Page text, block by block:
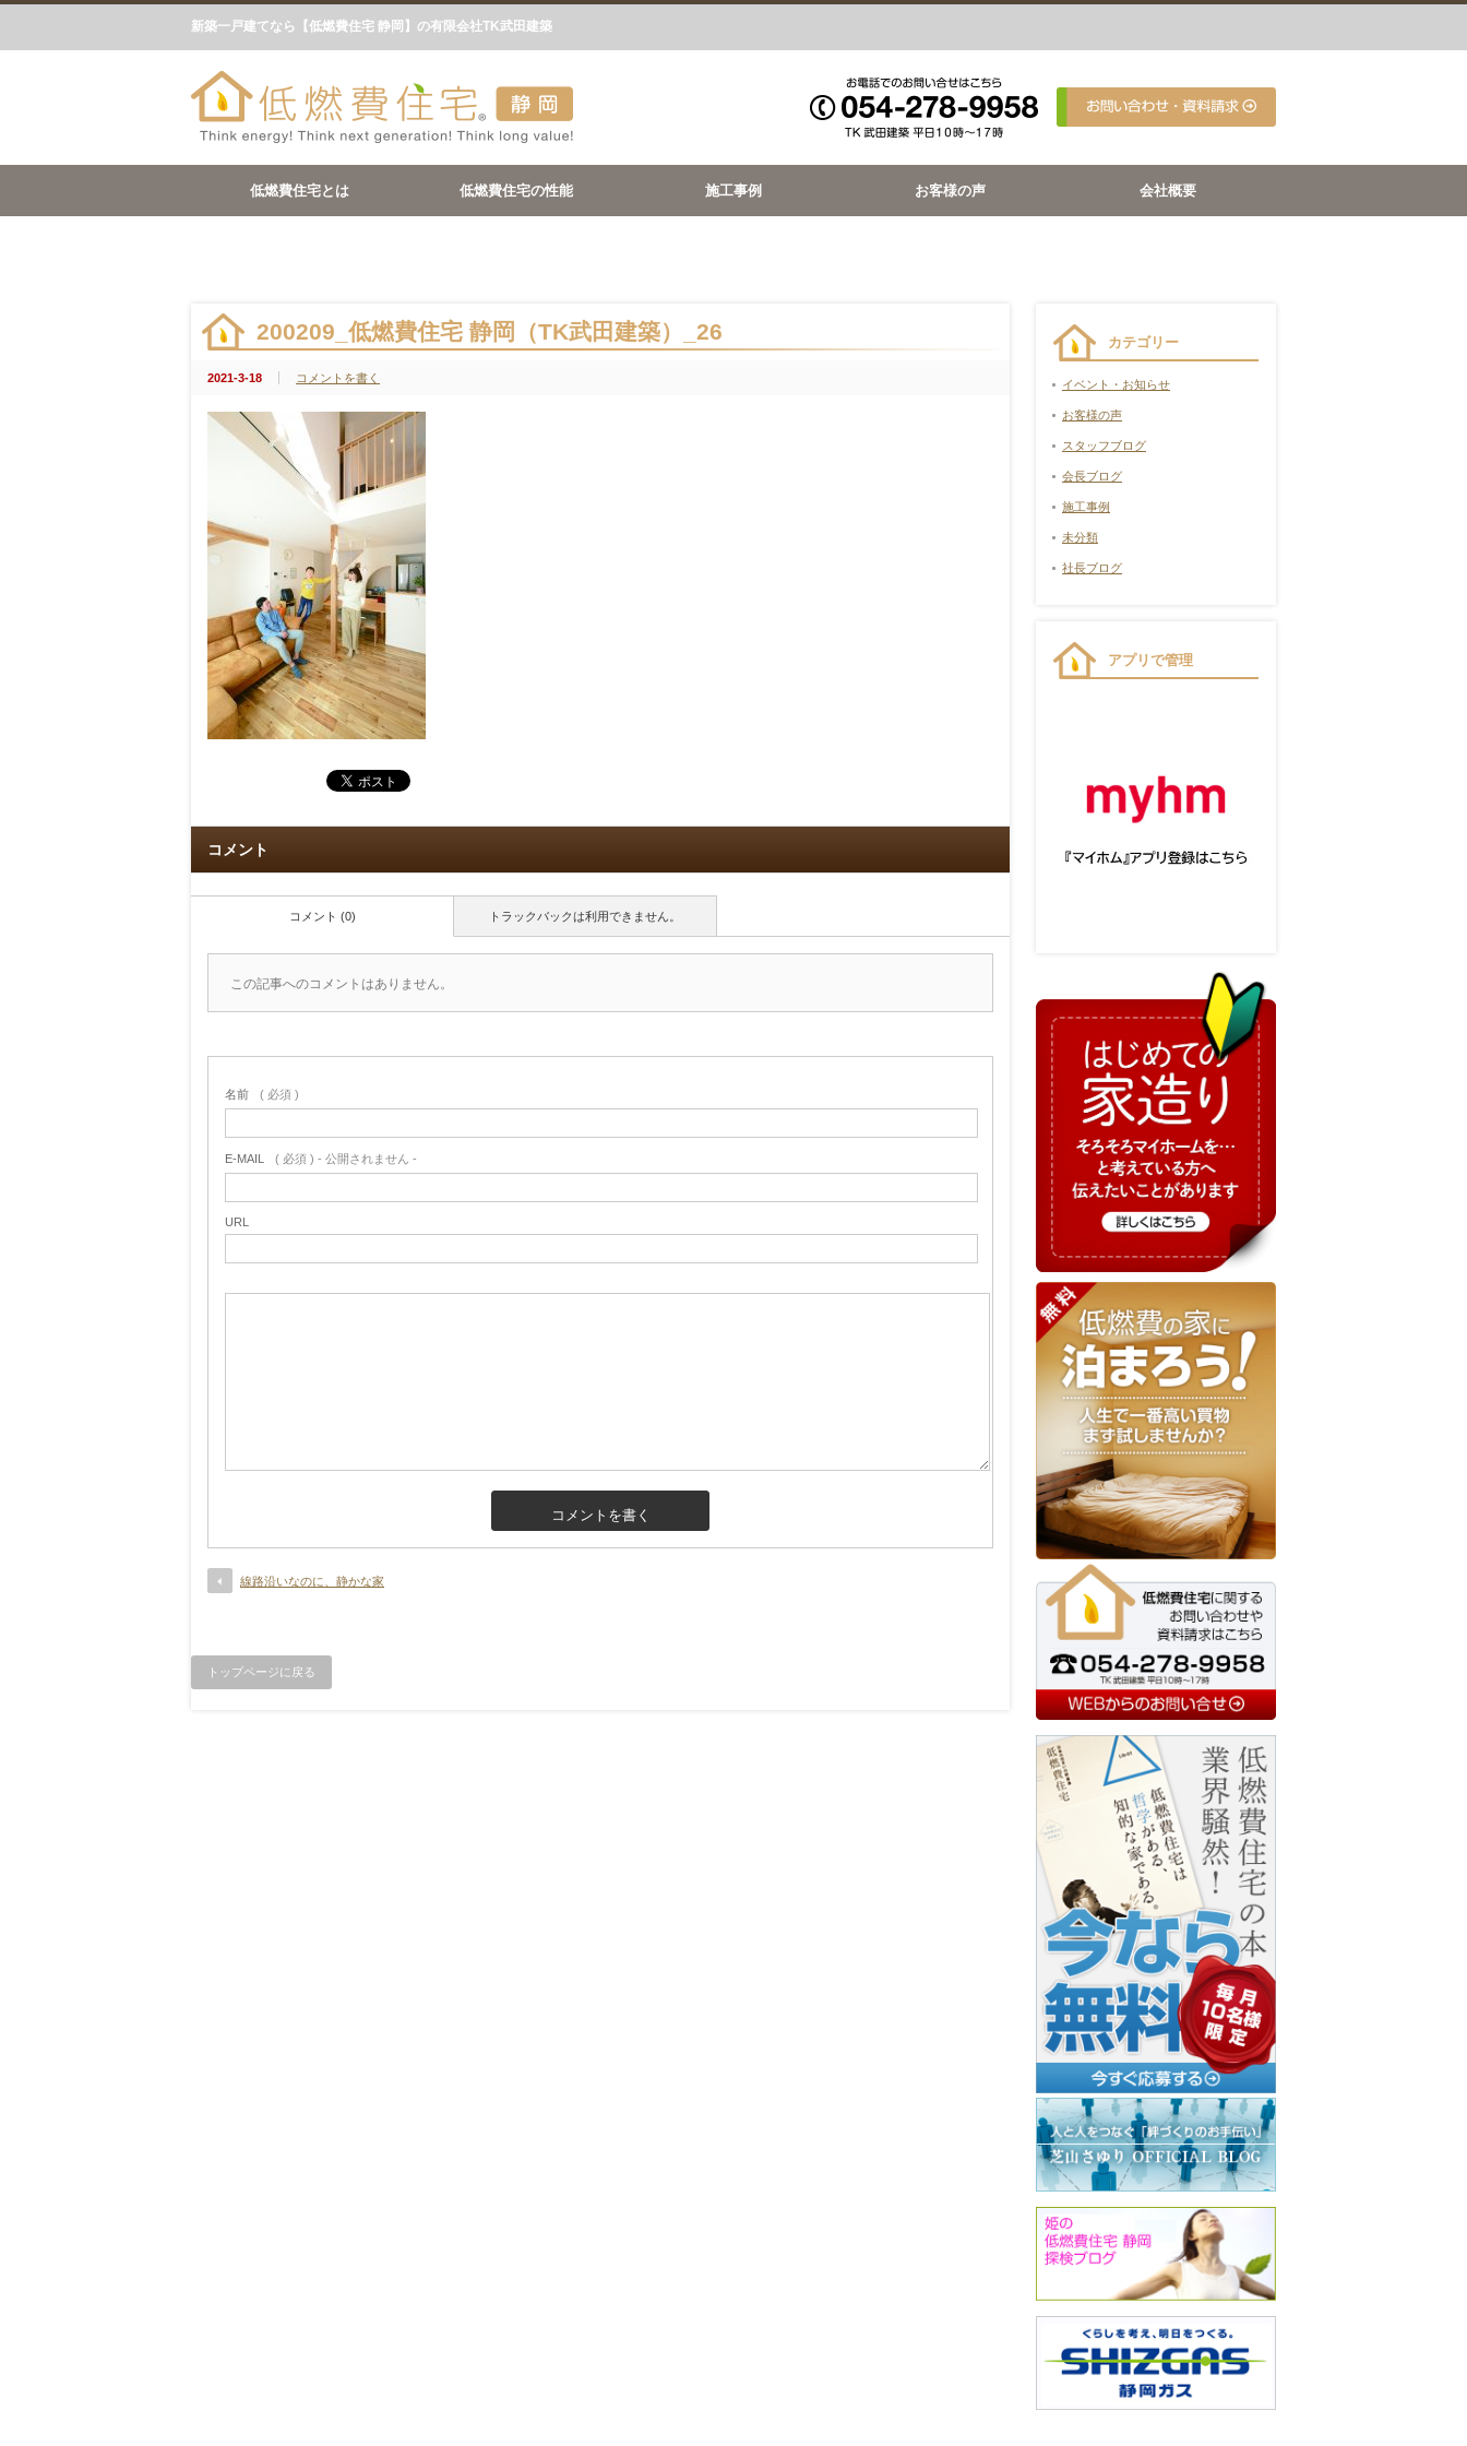
新築一戸建てなら【低燃費住宅 静岡】の有限会社TK武田建築
低燃費住宅とは 低燃費住宅の性能 施工事例 お客様の声 会社概要
200209_低燃費住宅 静岡（TK武田建築）_26
2021-3-18 コメントを書く
コメント
トラックバックは利用できません。
コメント (0)
この記事へのコメントはありません。
名前 ( 必須 )
E-MAIL ( 必須 ) - 公開されません -
URL
線路沿いなのに、静かな家
トップページに戻る
カテゴリー
イベント・お知らせ
お客様の声
スタッフブログ
会長ブログ
施工事例
未分類
社長ブログ
アプリで管理